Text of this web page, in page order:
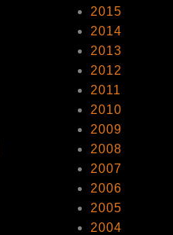
2015
2014
2013
2012
2011
2010
2009
2008
2007
2006
2005
2004